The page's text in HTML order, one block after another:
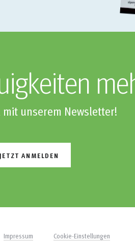
unserem Newsletter!
JETZT ANMELDEN
Impressum Cookie-Einstellungen